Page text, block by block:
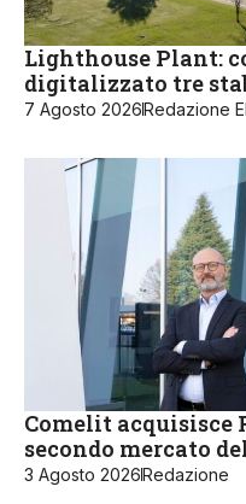
Lighthouse Plant:
digitalizzato tre
7 Agosto 2026Redazione
Comelit acquisisce
secondo mercato
3 Agosto 2026Redazione